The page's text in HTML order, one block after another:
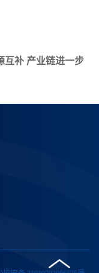
互补 产业链进一步